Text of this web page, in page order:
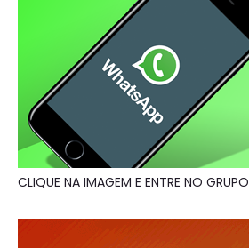
CLIQUE NA IMAGEM E ENTRE NO GRUPO